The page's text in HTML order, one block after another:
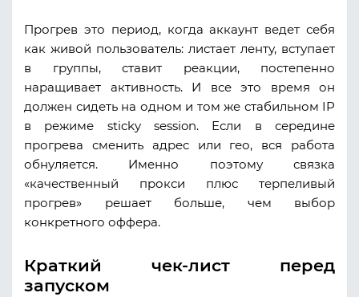
Прогрев это период, когда аккаунт ведет себя
как живой пользователь: листает ленту, вступает
в группы, ставит реакции, постепенно
наращивает активность. И все это время он
должен сидеть на одном и том же стабильном IP
в режиме sticky session. Если в середине
прогрева сменить адрес или гео, вся работа
обнуляется. Именно поэтому связка
«качественный прокси плюс терпеливый
прогрев» решает больше, чем выбор
конкретного оффера.
Краткий чек-лист перед
запуском